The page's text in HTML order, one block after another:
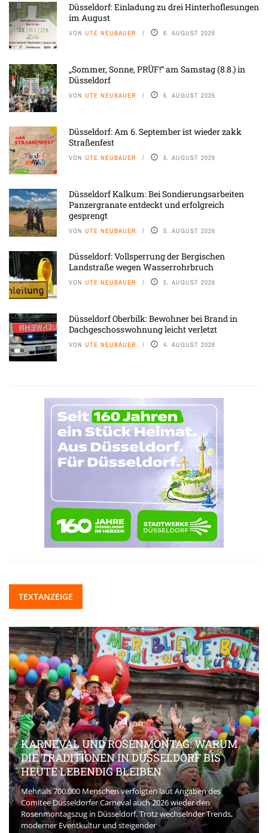
Düsseldorf: Einladung zu drei Hinterhoflesungen
im August
VON UTE NEUBAUER 6. AUGUST 2026
„Sommer, Sonne, PRÜF!“ am Samstag (8.8.) in
Düsseldorf
VON UTE NEUBAUER 6. AUGUST 2026
Düsseldorf: Am 6. September ist wieder zakk
Straßenfest
VON UTE NEUBAUER 5. AUGUST 2026
Düsseldorf Kalkum: Bei Sondierungsarbeiten
Panzergranate entdeckt und erfolgreich
gesprengt
VON UTE NEUBAUER 5. AUGUST 2026
Düsseldorf: Vollsperrung der Bergischen
Landstraße wegen Wasserrohrbruch
VON UTE NEUBAUER 5. AUGUST 2026
Düsseldorf Oberbilk: Bewohner bei Brand in
Dachgeschosswohnung leicht verletzt
VON UTE NEUBAUER 4. AUGUST 2026
TEXTANZEIGE
KARNEVAL UND ROSENMONTAG: WARUM
DIE TRADITIONEN IN DÜSSELDORF BIS
HEUTE LEBENDIG BLEIBEN
Mehr als 700.000 Menschen verfolgten laut Angaben des
Comitee Düsseldorfer Carneval auch 2026 wieder den
Rosenmontagszug in Düsseldorf. Trotz wechselnder Trends,
moderner Eventkultur und steigender